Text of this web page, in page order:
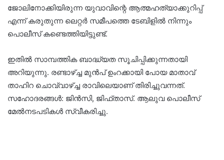
ജോലിനോക്കിയിരുന്ന യുവാവിന്റെ ആത്മഹത്യാക്കുറിപ്പ്
എന്ന് കരുതുന്ന ലെറ്റർ സമീപത്തെ ടേബിളിൽ നിന്നും
പൊലീസ് കണ്ടെത്തിയിട്ടുണ്ട്.
ഇതിൽ സാമ്പത്തിക ബാദ്ധ്യത സൂചിപ്പിക്കുന്നതായി
അറിയുന്നു. രണ്ടാഴ്ച്ച മുൻപ് ഉംറക്കായി പോയ മാതാവ്
താഹിറ ചൊവ്വാഴ്ച്ച രാവിലെയാണ് തിരിച്ചുവന്നത്.
സഹോദരങ്ങൾ: ജിൻസി, ജിഫ്താസ്. ആലുവ പൊലീസ്
മേൽനടപടികൾ സ്വീകരിച്ചു.